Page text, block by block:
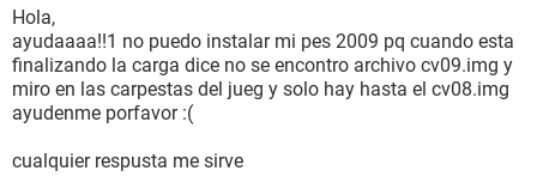
Hola,
ayudaaaa!!1 no puedo instalar mi pes 2009 pq cuando esta
finalizando la carga dice no se encontro archivo cv09.img y
miro en las carpestas del jueg y solo hay hasta el cv08.img
ayudenme porfavor :(
cualquier respusta me sirve